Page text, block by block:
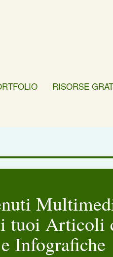
RISORSE
tuoi Articoli
Infografiche